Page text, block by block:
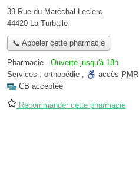
39 Rue du Maréchal Leclerc
44420 La Turballe
📞 Appeler cette pharmacie
Pharmacie - Ouverte jusqu'à 18h
Services : orthopédie , accès PMR
CB acceptée
Recommander cette pharmacie